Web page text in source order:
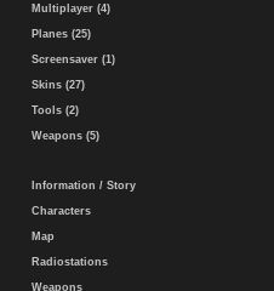
Multiplayer (4)
Planes (25)
Screensaver (1)
Skins (27)
Tools (2)
Weapons (5)
Information / Story
Characters
Map
Radiostations
Weapons